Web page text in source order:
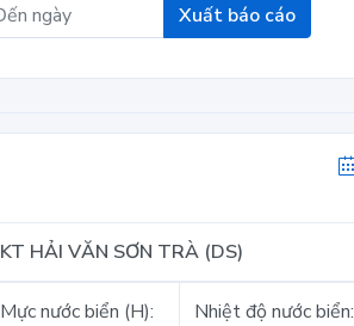
Xuất báo cáo
KT HẢI VĂN SƠN TRÀ (DS)
Mực nước biển (H): Nhiệt độ nước biển: